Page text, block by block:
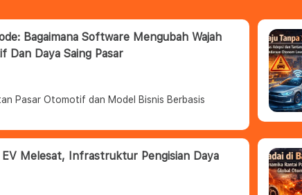
Bagaimana Software Mengubah Wajah
Dan Daya Saing Pasar
Pasar Otomotif dan Model Bisnis Berbasis
EV Melesat, Infrastruktur Pengisian Daya